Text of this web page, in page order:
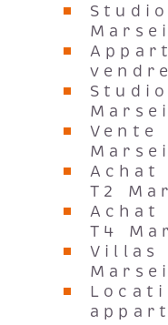
Vente
Achat
T2
Achat
T4
Villas